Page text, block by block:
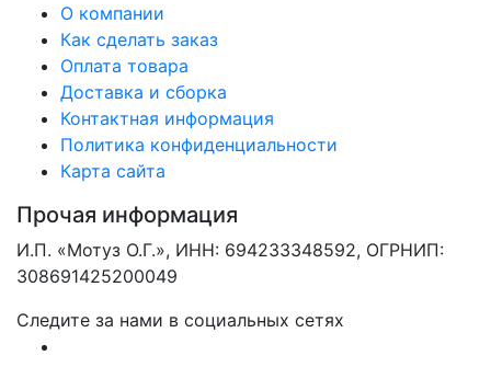
О компании
Как сделать заказ
Оплата товара
Доставка и сборка
Контактная информация
Политика конфиденциальности
Карта сайта
Прочая информация
И.П. «Мотуз О.Г.», ИНН: 694233348592, ОГРНИП:
308691425200049
Следите за нами в социальных сетях